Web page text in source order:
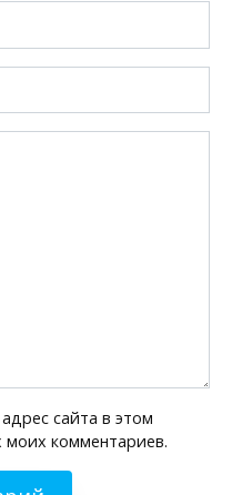
сайта в этом
комментариев.